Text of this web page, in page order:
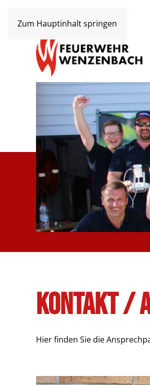
Zum Hauptinhalt springen
Kontakt /
Hier finden Sie die